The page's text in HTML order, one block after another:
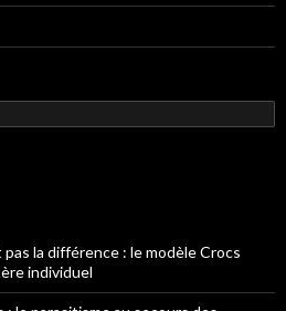
la différence : le modèle Crocs
individuel